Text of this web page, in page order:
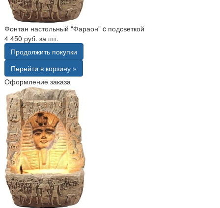
Фонтан настольный "Фараон" c подсветкой
4 450 руб. за шт.
Продолжить покупки
Перейти в корзину »
Оформление заказа